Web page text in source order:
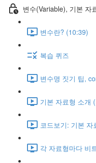
변수(Variable), 기본 자
변수란? (10:39)
복습 퀴즈
변수명 짓기 팁,
기본 자료형 소개
코드보기: 기본
각 자료형마다 비